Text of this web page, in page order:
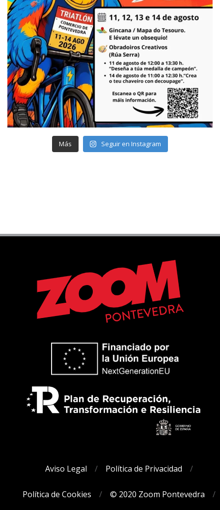
Más Seguir en Instagram
Aviso Legal Política de Privacidad
Política de Cookies © 2020 Zoom Pontevedra